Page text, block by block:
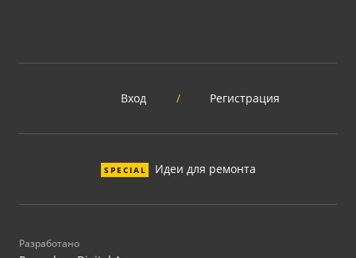
Вход / Регистрация
SPECIAL Идеи для ремонта
Разработано